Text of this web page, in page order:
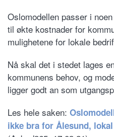
Oslomodellen passer i
til økte kostnader for
mulighetene for lokale
Nå skal det i stedet lages
kommunens behov, og
ligger godt an som
Les hele saken:
ikke bra for Ålesund,